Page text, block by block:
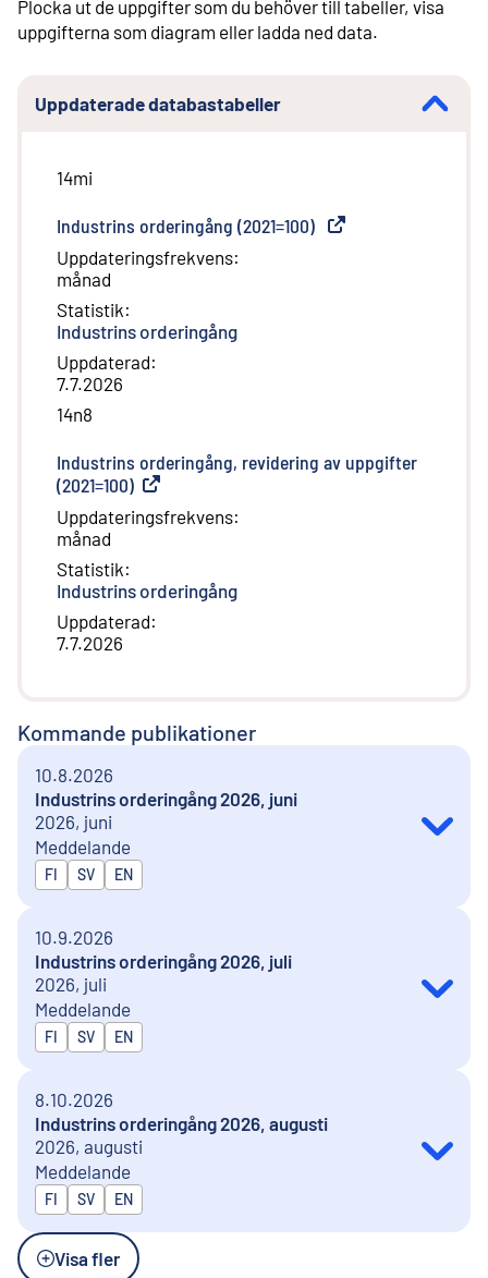
Plocka ut de uppgifter som du behöver till tabeller, visa
uppgifterna som diagram eller ladda ned data.
Uppdaterade databastabeller
14mi
Industrins orderingång (2021=100) Extern länk
Uppdateringsfrekvens:
månad
Statistik:
Industrins orderingång
Uppdaterad:
7.7.2026
14n8
Industrins orderingång, revidering av uppgifter
(2021=100) Extern länk
Uppdateringsfrekvens:
månad
Statistik:
Industrins orderingång
Uppdaterad:
7.7.2026
Kommande publikationer
10.8.2026
Industrins orderingång 2026, juni
2026, juni
Meddelande
Publiceras på
FI SV EN
10.9.2026
Industrins orderingång 2026, juli
2026, juli
Meddelande
Publiceras på
FI SV EN
8.10.2026
Industrins orderingång 2026, augusti
2026, augusti
Meddelande
Publiceras på
FI SV EN
Visa fler